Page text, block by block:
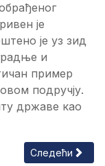
је
је уз зид
и
пример
подручју.
државе као
Бањи
Следећи
Следећи